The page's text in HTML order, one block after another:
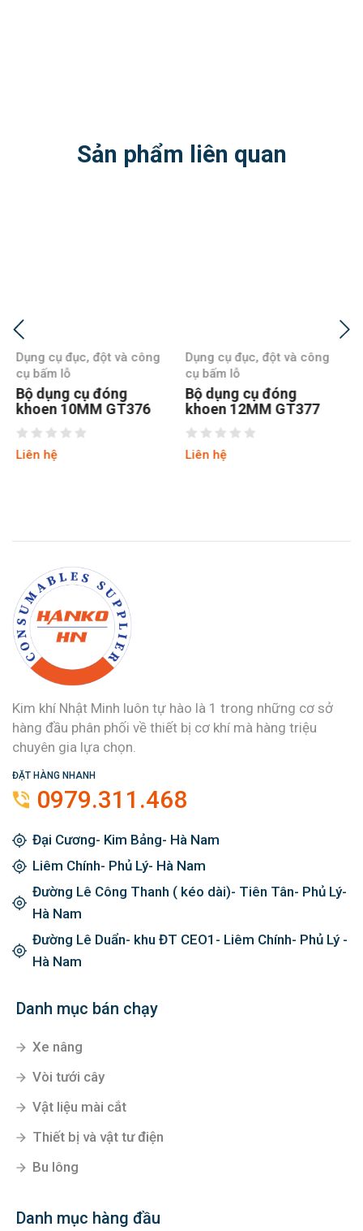
Sản phẩm liên quan
Dụng cụ đục, đột và công
cụ bấm lỗ
Bộ dụng cụ đóng
khoen 12MM GT377
Liên hệ
Dụng cụ đục, đột và công
cụ bấm lỗ
Bộ dụng cụ đóng
khoen 14MM GT378
Liên hệ
Kim khí Nhật Minh luôn tự hào là 1 trong những cơ sở
hàng đầu phân phối về thiết bị cơ khí mà hàng triệu
chuyên gia lựa chọn.
ĐẶT HÀNG NHANH
0979.311.468
Đại Cương- Kim Bảng- Hà Nam
Liêm Chính- Phủ Lý- Hà Nam
Đường Lê Công Thanh ( kéo dài)- Tiên Tân- Phủ Lý-
Hà Nam
Đường Lê Duẩn- khu ĐT CEO1- Liêm Chính- Phủ Lý -
Hà Nam
Danh mục bán chạy
Xe nâng
Vòi tưới cây
Vật liệu mài cắt
Thiết bị và vật tư điện
Bu lông
Danh mục hàng đầu